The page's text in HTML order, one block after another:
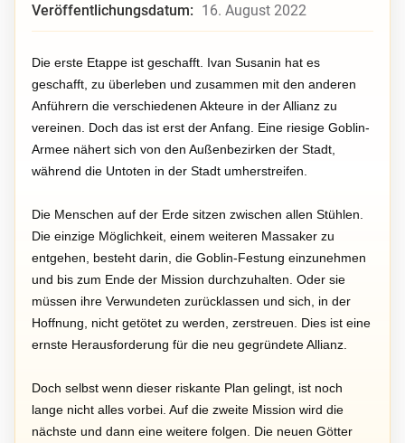
Veröffentlichungsdatum: 16. August 2022
Die erste Etappe ist geschafft. Ivan Susanin hat es
geschafft, zu überleben und zusammen mit den anderen
Anführern die verschiedenen Akteure in der Allianz zu
vereinen. Doch das ist erst der Anfang. Eine riesige Goblin-
Armee nähert sich von den Außenbezirken der Stadt,
während die Untoten in der Stadt umherstreifen.
Die Menschen auf der Erde sitzen zwischen allen Stühlen.
Die einzige Möglichkeit, einem weiteren Massaker zu
entgehen, besteht darin, die Goblin-Festung einzunehmen
und bis zum Ende der Mission durchzuhalten. Oder sie
müssen ihre Verwundeten zurücklassen und sich, in der
Hoffnung, nicht getötet zu werden, zerstreuen. Dies ist eine
ernste Herausforderung für die neu gegründete Allianz.
Doch selbst wenn dieser riskante Plan gelingt, ist noch
lange nicht alles vorbei. Auf die zweite Mission wird die
nächste und dann eine weitere folgen. Die neuen Götter